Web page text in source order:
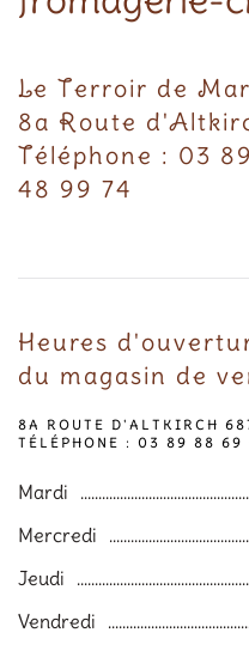
Le Terroir de
8a Route
Téléphone : 03
48 99 74
Heures
du magasin de
8A ROUTE D'ALTKIRCH
TÉLÉPHONE : 03 89 88 69
Mardi
Mercredi
Jeudi
Vendredi